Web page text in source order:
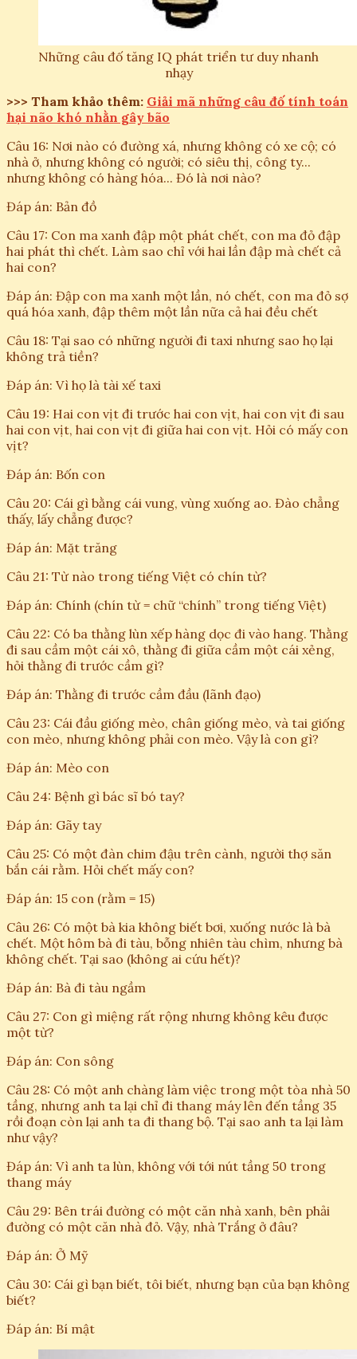
Những câu đố tăng IQ phát triển tư duy nhanh
nhạy
>>> Tham khảo thêm: Giải mã những câu đố tính toán
hại não khó nhằn gây bão
Câu 16: Nơi nào có đường xá, nhưng không có xe cộ; có
nhà ở, nhưng không có người; có siêu thị, công ty...
nhưng không có hàng hóa... Đó là nơi nào?
Đáp án: Bản đồ
Câu 17: Con ma xanh đập một phát chết, con ma đỏ đập
hai phát thì chết. Làm sao chỉ với hai lần đập mà chết cả
hai con?
Đáp án: Đập con ma xanh một lần, nó chết, con ma đỏ sợ
quá hóa xanh, đập thêm một lần nữa cả hai đều chết
Câu 18: Tại sao có những người đi taxi nhưng sao họ lại
không trả tiền?
Đáp án: Vì họ là tài xế taxi
Câu 19: Hai con vịt đi trước hai con vịt, hai con vịt đi sau
hai con vịt, hai con vịt đi giữa hai con vịt. Hỏi có mấy con
vịt?
Đáp án: Bốn con
Câu 20: Cái gì bằng cái vung, vùng xuống ao. Đào chẳng
thấy, lấy chẳng được?
Đáp án: Mặt trăng
Câu 21: Từ nào trong tiếng Việt có chín từ?
Đáp án: Chính (chín từ = chữ “chính” trong tiếng Việt)
Câu 22: Có ba thằng lùn xếp hàng dọc đi vào hang. Thằng
đi sau cầm một cái xô, thằng đi giữa cầm một cái xẻng,
hỏi thằng đi trước cầm gì?
Đáp án: Thằng đi trước cầm đầu (lãnh đạo)
Câu 23: Cái đầu giống mèo, chân giống mèo, và tai giống
con mèo, nhưng không phải con mèo. Vậy là con gì?
Đáp án: Mèo con
Câu 24: Bệnh gì bác sĩ bó tay?
Đáp án: Gãy tay
Câu 25: Có một đàn chim đậu trên cành, người thợ săn
bắn cái rằm. Hỏi chết mấy con?
Đáp án: 15 con (rằm = 15)
Câu 26: Có một bà kia không biết bơi, xuống nước là bà
chết. Một hôm bà đi tàu, bỗng nhiên tàu chìm, nhưng bà
không chết. Tại sao (không ai cứu hết)?
Đáp án: Bà đi tàu ngầm
Câu 27: Con gì miệng rất rộng nhưng không kêu được
một từ?
Đáp án: Con sông
Câu 28: Có một anh chàng làm việc trong một tòa nhà 50
tầng, nhưng anh ta lại chỉ đi thang máy lên đến tầng 35
rồi đoạn còn lại anh ta đi thang bộ. Tại sao anh ta lại làm
như vậy?
Đáp án: Vì anh ta lùn, không với tới nút tầng 50 trong
thang máy
Câu 29: Bên trái đường có một căn nhà xanh, bên phải
đường có một căn nhà đỏ. Vậy, nhà Trắng ở đâu?
Đáp án: Ở Mỹ
Câu 30: Cái gì bạn biết, tôi biết, nhưng bạn của bạn không
biết?
Đáp án: Bí mật